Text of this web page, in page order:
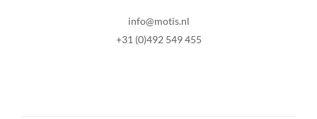
info@motis.nl
+31 (0)492 549 455